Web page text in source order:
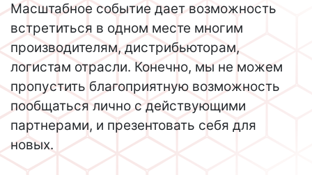
Масштабное событие дает возможность
встретиться в одном месте многим
производителям, дистрибьюторам,
логистам отрасли. Конечно, мы не можем
пропустить благоприятную возможность
пообщаться лично с действующими
партнерами, и презентовать себя для
новых.